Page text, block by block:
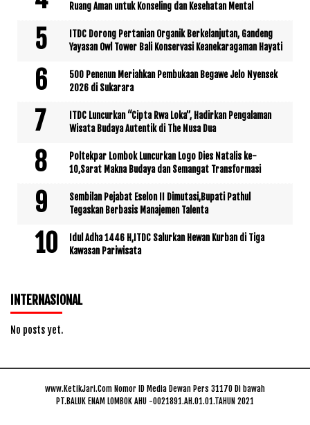
Ruang Aman untuk Konseling dan Kesehatan Mental
ITDC Dorong Pertanian Organik Berkelanjutan, Gandeng
Yayasan Owl Tower Bali Konservasi Keanekaragaman Hayati
500 Penenun Meriahkan Pembukaan Begawe Jelo Nyensek
2026 di Sukarara
ITDC Luncurkan “Cipta Rwa Loka”, Hadirkan Pengalaman
Wisata Budaya Autentik di The Nusa Dua
Poltekpar Lombok Luncurkan Logo Dies Natalis ke-
10,Sarat Makna Budaya dan Semangat Transformasi
Sembilan Pejabat Eselon II Dimutasi,Bupati Pathul
Tegaskan Berbasis Manajemen Talenta
Idul Adha 1446 H,ITDC Salurkan Hewan Kurban di Tiga
Kawasan Pariwisata
INTERNASIONAL
No posts yet.
www.KetikJari.Com Nomor ID Media Dewan Pers 31170 Di bawah
PT.BALUK ENAM LOMBOK AHU -0021891.AH.01.01.TAHUN 2021